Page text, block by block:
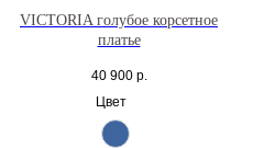
VICTORIA голубое корсетное
платье
40 900 р.
Цвет